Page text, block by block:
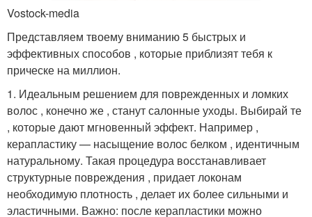
Vostock-media
Представляем твоему вниманию 5 быстрых и
эффективных способов , которые приблизят тебя к
прическе на миллион.
1. Идеальным решением для поврежденных и ломких
волос , конечно же , станут салонные уходы. Выбирай те
, которые дают мгновенный эффект. Например ,
керапластику — насыщение волос белком , идентичным
натуральному. Такая процедура восстанавливает
структурные повреждения , придает локонам
необходимую плотность , делает их более сильными и
эластичными. Важно: после керапластики можно